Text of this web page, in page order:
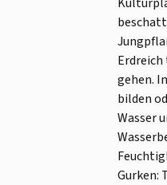
gehen.
bilden
Wasser
Gurken: